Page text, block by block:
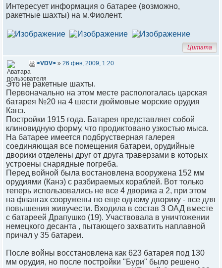
Интересует информация о батарее (возможно,
ракетные шахты) на м.Фиолент.
Цитата
<VDV> » 26 фев, 2009, 1:20
Это не ракетные шахты.
Первоначально на этом месте распологалась царская
батарея №20 на 4 шести дюймовые морские орудия
Канэ.
Постройки 1915 года. Батарея представляет собой
клиновидную форму, что продиктовано узкостью мыса.
На батарее имеется подбрустверная галерея
соединяющая все помещения батареи, орудийные
дворики отделены друг от друга траверзами в которых
устроены снарядные погреба.
Перед войной была востановлена вооружена 152 мм
орудиями (Канэ) с разбираемых кораблей. Вот только
теперь использовались не все 4 дворика а 2, при этом
на флангах сооружены по еще одному дворику - все для
повышения живучести. Входила в состав 3 ОАД вместе
с батареей Драпушко (19). Участвовала в уничтожении
немецкого десанта , пытающего захватить наплавной
причал у 35 батареи.
После войны восстановлена как 623 батарея под 130
мм орудия, но после постройки "Бури" было решено